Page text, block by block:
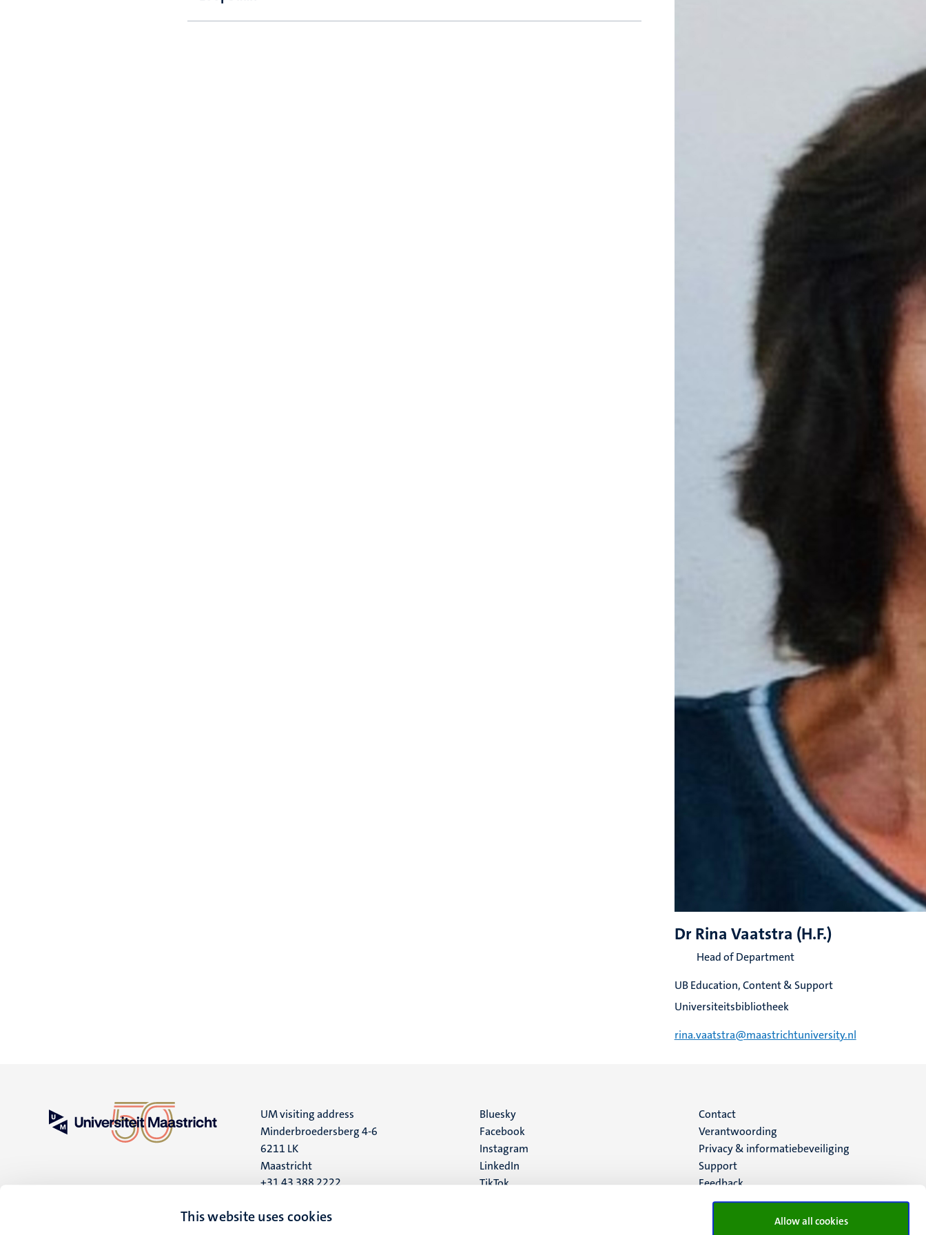
This website uses cookies Allow all cookies
Dr Rina Vaatstra (H.F.)
Head of Department
UB Education, Content & Support
Universiteitsbibliotheek
rina.vaatstra@maastrichtuniversity.nl
UM visiting address
Minderbroedersberg 4-6
6211 LK
Maastricht
+31 43 388 2222
UM postal address
Social
media
Bluesky
Facebook
Instagram
LinkedIn
TikTok
Menu
footer
(NL)
Contact
Verantwoording
Privacy & informatiebeveiliging
Support
Feedback